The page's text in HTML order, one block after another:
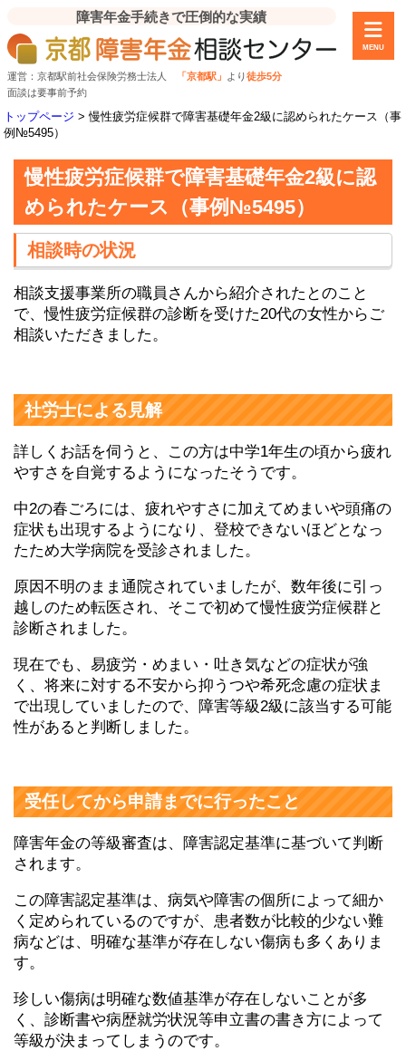
障害年金手続きで圧倒的な実績
運営：京都駅前社会保険労務士法人 「京都駅」 より徒歩5分
面談は要事前予約
MENU
トップページ >慢性疲労症候群で障害基礎年金2級に認められたケース（事
例№5495）
慢性疲労症候群で障害基礎年金2級に認
められたケース（事例№5495）
相談時の状況
相談支援事業所の職員さんから紹介されたとのこと
で、慢性疲労症候群の診断を受けた20代の女性からご
相談いただきました。
社労士による見解
詳しくお話を伺うと、この方は中学1年生の頃から疲れ
やすさを自覚するようになったそうです。
中2の春ごろには、疲れやすさに加えてめまいや頭痛の
症状も出現するようになり、登校できないほどとなっ
たため大学病院を受診されました。
原因不明のまま通院されていましたが、数年後に引っ
越しのため転医され、そこで初めて慢性疲労症候群と
診断されました。
現在でも、易疲労・めまい・吐き気などの症状が強
く、将来に対する不安から抑うつや希死念慮の症状ま
で出現していましたので、障害等級2級に該当する可能
性があると判断しました。
受任してから申請までに行ったこと
障害年金の等級審査は、障害認定基準に基づいて判断
されます。
この障害認定基準は、病気や障害の個所によって細か
く定められているのですが、患者数が比較的少ない難
病などは、明確な基準が存在しない傷病も多くありま
す。
珍しい傷病は明確な数値基準が存在しないことが多
く、診断書や病歴就労状況等申立書の書き方によって
等級が決まってしまうのです。